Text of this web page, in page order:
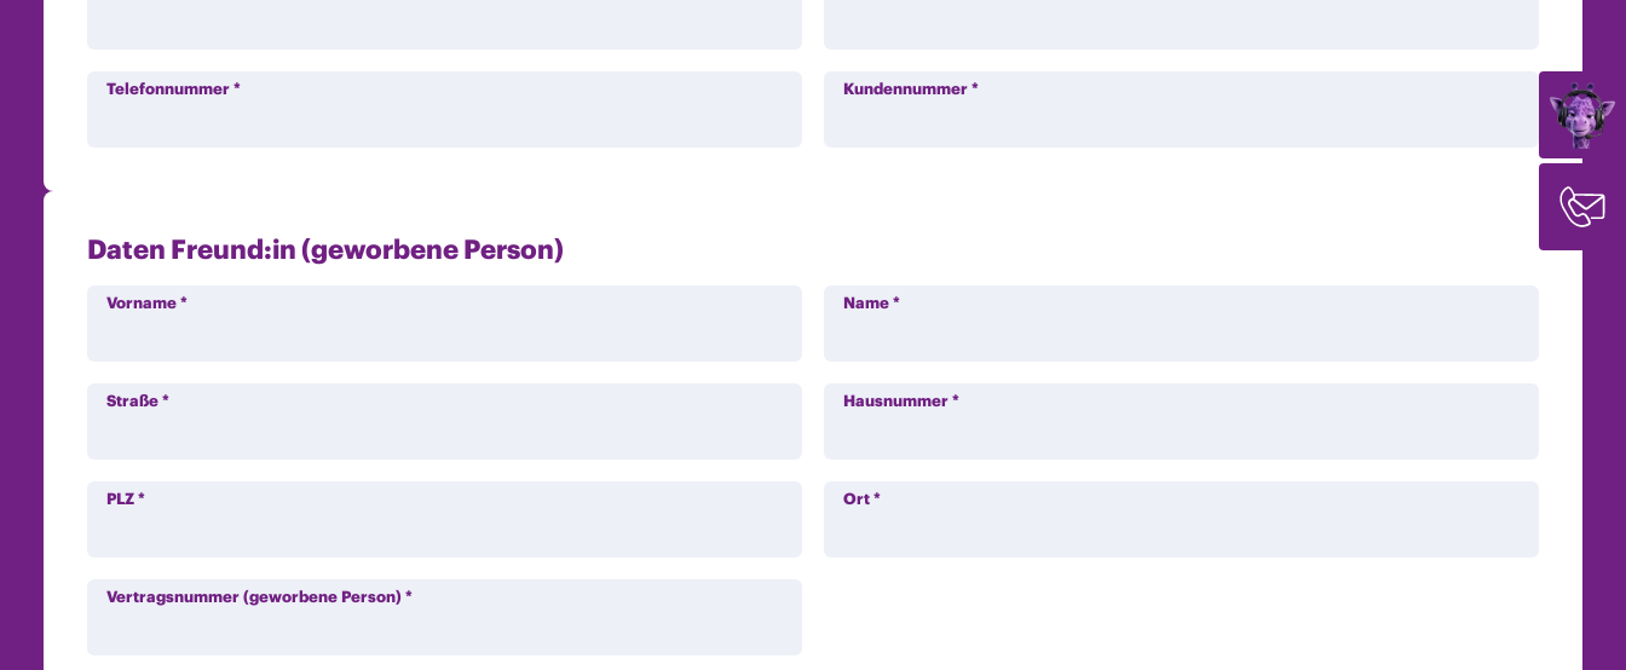
Telefonnummer* Kundennummer*
Daten Freund:in (geworbene Person)
Vorname* Name*
Straße* Hausnummer*
PLZ* Ort*
Vertragsnummer (geworbene Person)*